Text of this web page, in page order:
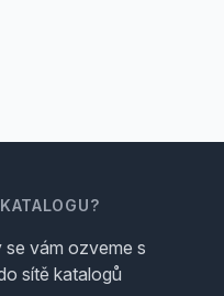
se vám ozveme s
sítě katalogů